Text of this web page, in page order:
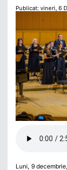
Publicat: vineri, 6
Luni, 9